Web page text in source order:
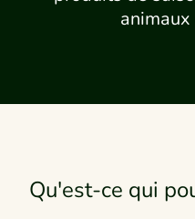
Qu'est-ce qui